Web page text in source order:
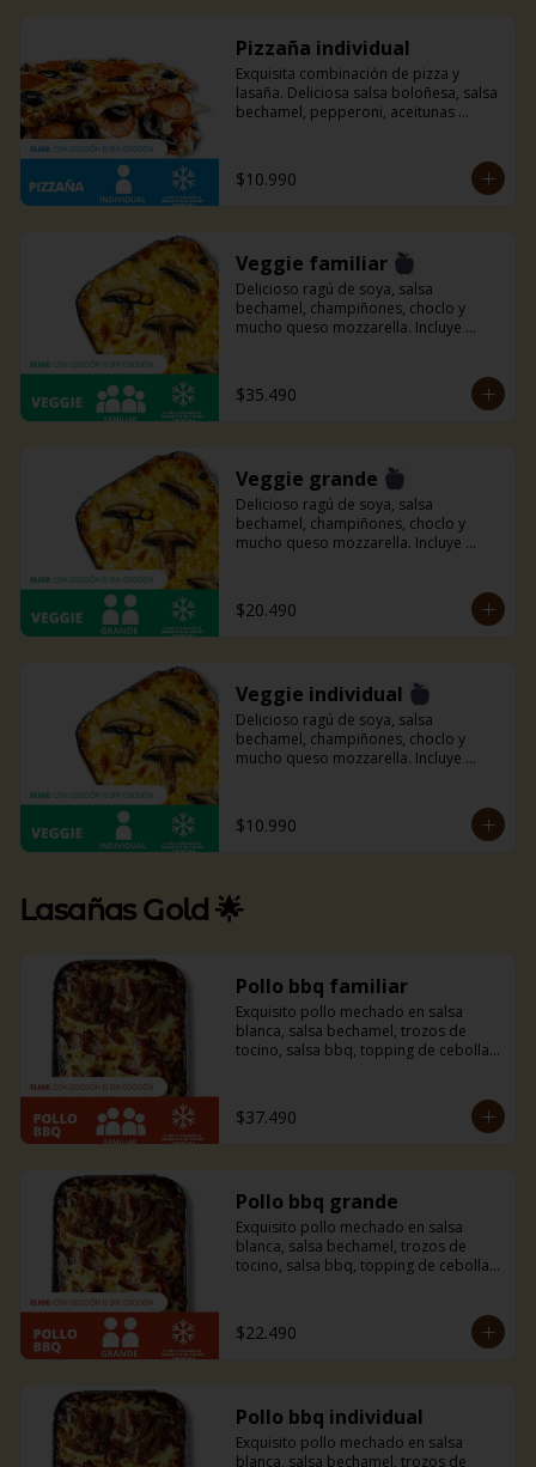
Pizzaña individual
Exquisita combinación de pizza y
lasaña. Deliciosa salsa boloñesa, salsa
bechamel, pepperoni, aceitunas
$10.990
Veggie familiar
Delicioso ragú de soya, salsa
bechamel, champiñones, choclo y
mucho queso mozzarella. Incluye
$35.490
Veggie grande
Delicioso ragú de soya, salsa
bechamel, champiñones, choclo y
mucho queso mozzarella. Incluye
$20.490
Veggie individual
Delicioso ragú de soya, salsa
bechamel, champiñones, choclo y
mucho queso mozzarella. Incluye
$10.990
Lasañas Gold 🌟
Pollo bbq familiar
Exquisito pollo mechado en salsa
blanca, salsa bechamel, trozos de
tocino, salsa bbq, topping de cebolla
la bbq esta combinación es ideal para
ti, te fascinará.
$37.490
Pollo bbq grande
Exquisito pollo mechado en salsa
blanca, salsa bechamel, trozos de
tocino, salsa bbq, topping de cebolla
la bbq esta combinación es ideal para
ti, te fascinará.
$22.490
Pollo bbq individual
Exquisito pollo mechado en salsa
blanca, salsa bechamel, trozos de